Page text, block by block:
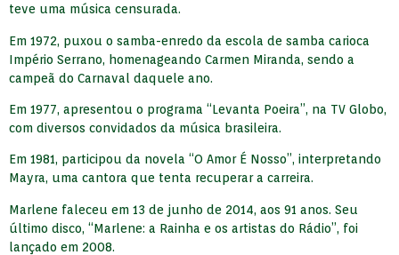
teve uma música censurada.
Em 1972, puxou o samba-enredo da escola de samba carioca
Império Serrano, homenageando Carmen Miranda, sendo a
campeã do Carnaval daquele ano.
Em 1977, apresentou o programa “Levanta Poeira”, na TV Globo,
com diversos convidados da música brasileira.
Em 1981, participou da novela “O Amor É Nosso”, interpretando
Mayra, uma cantora que tenta recuperar a carreira.
Marlene faleceu em 13 de junho de 2014, aos 91 anos. Seu
último disco, “Marlene: a Rainha e os artistas do Rádio”, foi
lançado em 2008.